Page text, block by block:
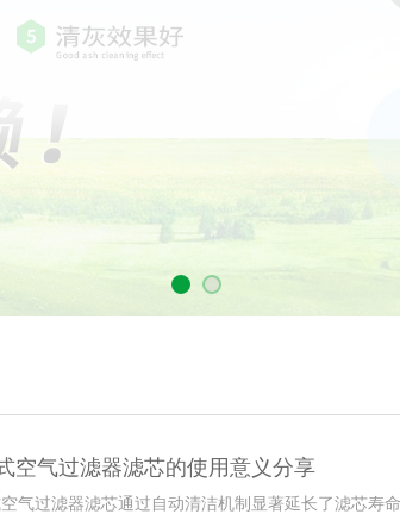
空气过滤器滤芯的使用意义分享
气过滤器滤芯通过自动清洁机制显著延长了滤芯寿